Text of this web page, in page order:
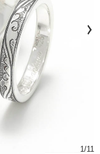
1/11